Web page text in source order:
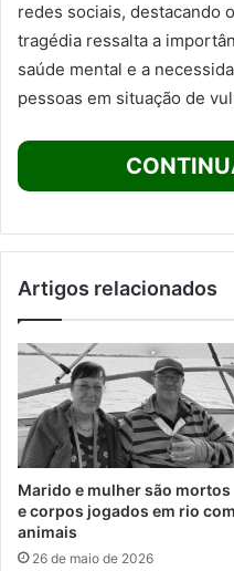
redes sociais, destacando
tragédia ressalta a
saúde mental e a
pessoas em situação de
Artigos relacionados
Marido e mulher são mortos
e corpos jogados em rio com
animais
26 de maio de 2026